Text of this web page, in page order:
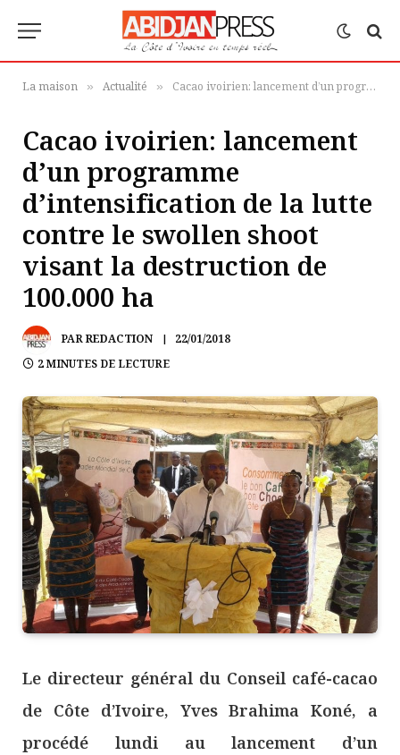
La maison » Actualité » Cacao ivoirien: lancement d’un programme d’intensification de la lutte contre le swollen shoot visant la destruction de 100.000 ha
Cacao ivoirien: lancement
d’un programme
d’intensification de la lutte
contre le swollen shoot
visant la destruction de
100.000 ha
PARREDACTION
22/01/2018
2 MINUTES DE LECTURE
Le directeur général du Conseil café-cacao
de Côte d’Ivoire, Yves Brahima Koné, a
procédé lundi au lancement d’un